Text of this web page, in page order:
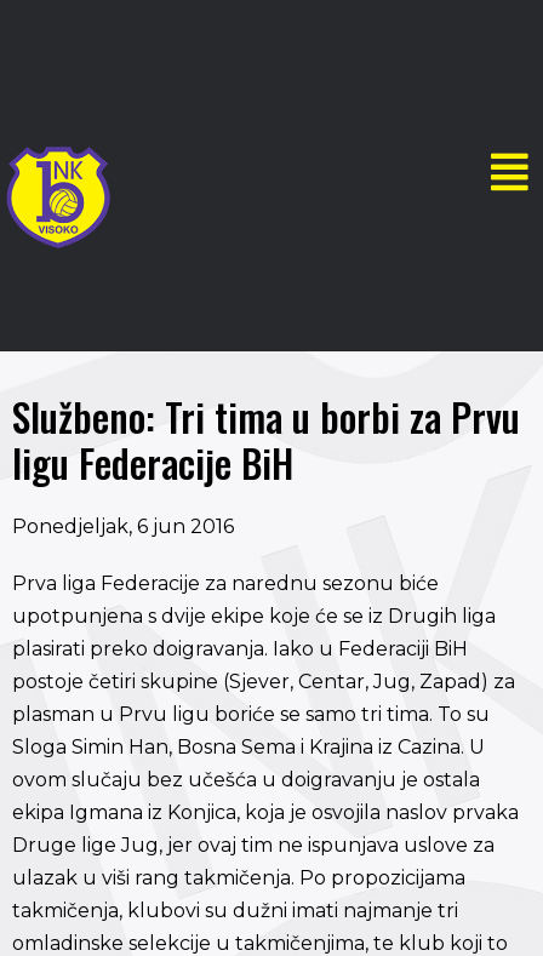
Službeno: Tri tima u borbi za Prvu
ligu Federacije BiH
Ponedjeljak, 6 jun 2016
Prva liga Federacije za narednu sezonu biće
upotpunjena s dvije ekipe koje će se iz Drugih liga
plasirati preko doigravanja. Iako u Federaciji BiH
postoje četiri skupine (Sjever, Centar, Jug, Zapad) za
plasman u Prvu ligu boriće se samo tri tima. To su
Sloga Simin Han, Bosna Sema i Krajina iz Cazina. U
ovom slučaju bez učešća u doigravanju je ostala
ekipa Igmana iz Konjica, koja je osvojila naslov prvaka
Druge lige Jug, jer ovaj tim ne ispunjava uslove za
ulazak u viši rang takmičenja. Po propozicijama
takmičenja, klubovi su dužni imati najmanje tri
omladinske selekcije u takmičenjima, te klub koji to